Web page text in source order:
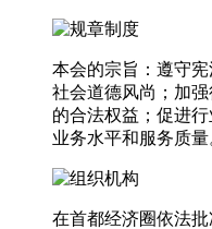
本会的宗旨：遵守
社会道德风尚；加
的合法权益；促进
业务水平和服务质量
在首都经济圈依法